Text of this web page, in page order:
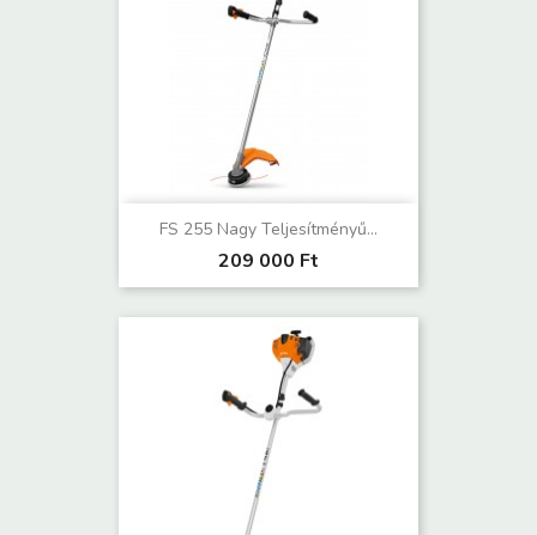
FS 255 Nagy Teljesítményű...
209 000 Ft